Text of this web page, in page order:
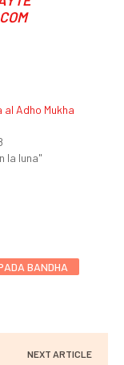
Adho Mukha
la luna"
BANDHA
NEXT ARTICLE